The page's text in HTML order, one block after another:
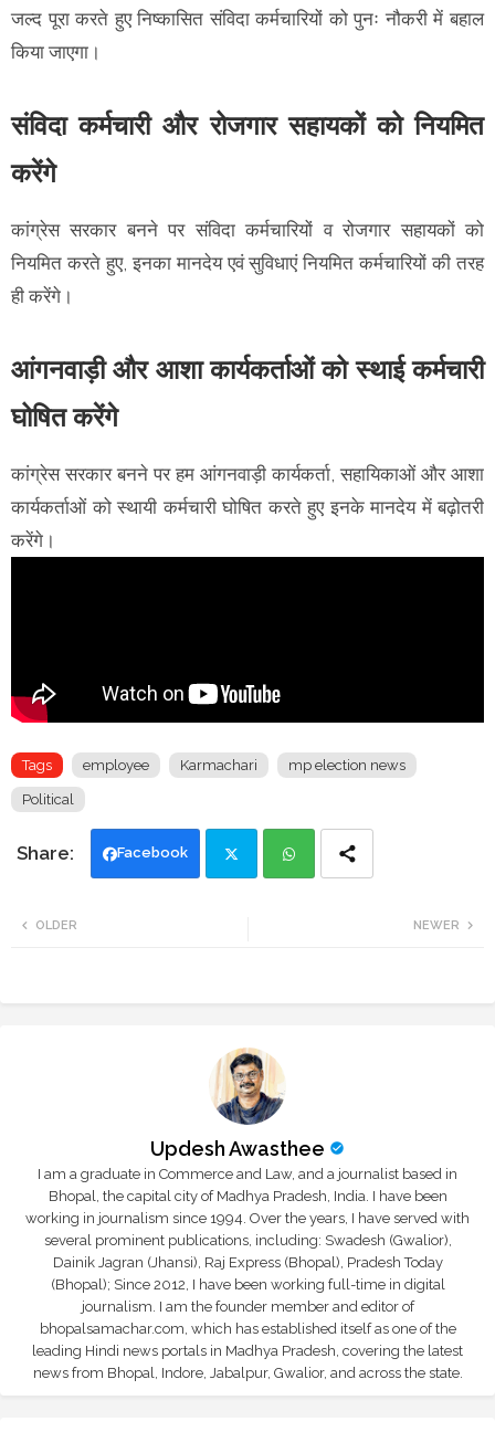
जल्द पूरा करते हुए निष्कासित संविदा कर्मचारियों को पुनः नौकरी में बहाल
किया जाएगा।
संविदा कर्मचारी और रोजगार सहायकों को नियमित
करेंगे
कांग्रेस सरकार बनने पर संविदा कर्मचारियों व रोजगार सहायकों को
नियमित करते हुए, इनका मानदेय एवं सुविधाएं नियमित कर्मचारियों की तरह
ही करेंगे।
आंगनवाड़ी और आशा कार्यकर्ताओं को स्थाई कर्मचारी
घोषित करेंगे
कांग्रेस सरकार बनने पर हम आंगनवाड़ी कार्यकर्ता, सहायिकाओं और आशा
कार्यकर्ताओं को स्थायी कर्मचारी घोषित करते हुए इनके मानदेय में बढ़ोतरी
करेंगे।
Tags employee Karmachari mp election news
Political
Facebook
NEWER
OLDER
Updesh Awasthee
I am a graduate in Commerce and Law, and a journalist based in
Bhopal, the capital city of Madhya Pradesh, India. I have been
working in journalism since 1994. Over the years, I have served with
several prominent publications, including: Swadesh (Gwalior),
Dainik Jagran (Jhansi), Raj Express (Bhopal), Pradesh Today
(Bhopal); Since 2012, I have been working full-time in digital
journalism. I am the founder member and editor of
bhopalsamachar.com, which has established itself as one of the
leading Hindi news portals in Madhya Pradesh, covering the latest
news from Bhopal, Indore, Jabalpur, Gwalior, and across the state.